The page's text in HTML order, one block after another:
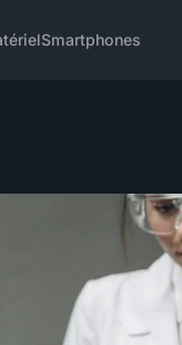
Smartphones